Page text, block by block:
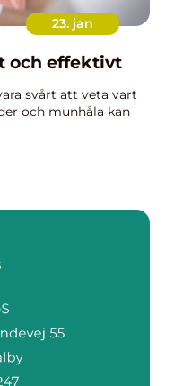
23. jan
och effektivt
svårt att veta vart
och munhåla kan